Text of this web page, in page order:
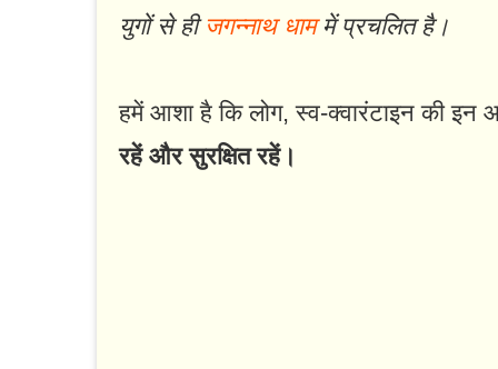
युगों से ही जगन्नाथ धाममें प्रचलित है।
हमें आशा है कि लोग, स्व-क्वारंटाइन की
रहें और सुरक्षित रहें।